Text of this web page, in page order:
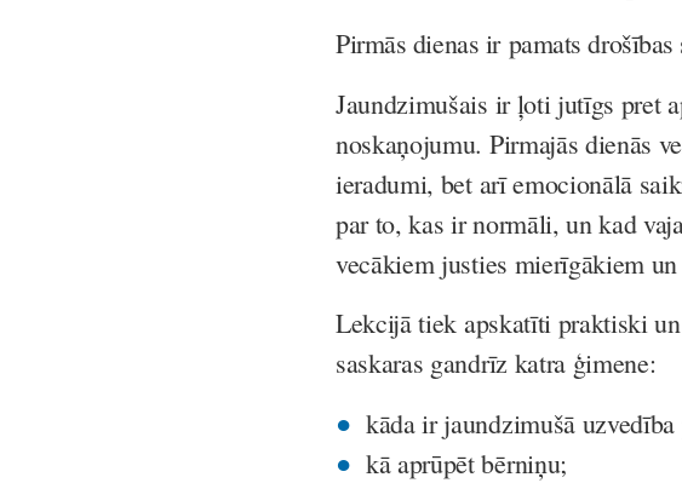
Pirmās dienas ir pamats drošības
Jaundzimušais ir ļoti jutīgs pret
noskaņojumu. Pirmajās dienās
ieradumi, bet arī emocionālā
par to, kas ir normāli, un kad
vecākiem justies mierīgākiem
Lekcijā tiek apskatīti praktiski
saskaras gandrīz katra ģimene:
kāda ir jaundzimušā
kā aprūpēt bērniņu;